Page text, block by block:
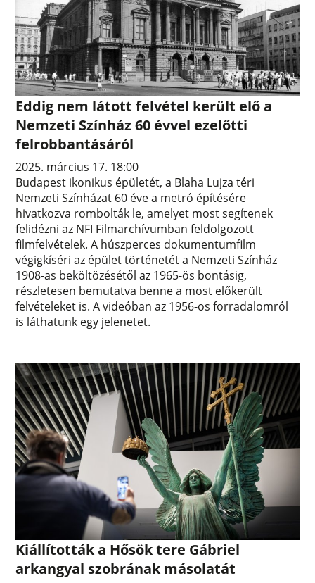
Eddig nem látott felvétel került elő a
Nemzeti Színház 60 évvel ezelőtti
felrobbantásáról
2025. március 17. 18:00
Budapest ikonikus épületét, a Blaha Lujza téri
Nemzeti Színházat 60 éve a metró építésére
hivatkozva rombolták le, amelyet most segítenek
felidézni az NFI Filmarchívumban feldolgozott
filmfelvételek. A húszperces dokumentumfilm
végigkíséri az épület történetét a Nemzeti Színház
1908-as beköltözésétől az 1965-ös bontásig,
részletesen bemutatva benne a most előkerült
felvételeket is. A videóban az 1956-os forradalomról
is láthatunk egy jelenetet.
Kiállították a Hősök tere Gábriel
arkangyal szobrának másolatát